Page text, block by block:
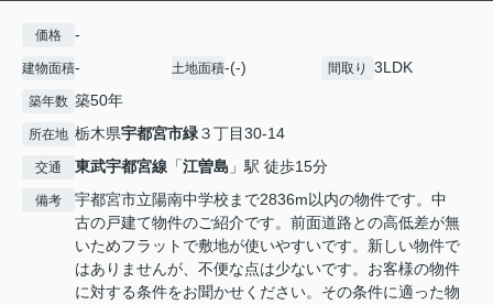
価格 -
建物面積- 土地面積-(-) 間取り 3LDK
築年数 築50年
所在地 栃木県宇都宮市緑３丁目30-14
交通 東武宇都宮線 「江曽島 」駅 徒歩15分
備考
宇都宮市立陽南中学校まで2836m以内の物件です。中
古の戸建て物件のご紹介です。前面道路との高低差が無
いためフラットで敷地が使いやすいです。新しい物件で
はありませんが、不便な点は少ないです。お客様の物件
に対する条件をお聞かせください。その条件に適った物